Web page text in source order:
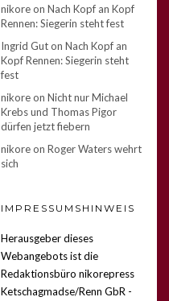
nikoreon Nach Kopf an Kopf
Rennen: Siegerin steht fest
Ingrid Guton Nach Kopf an
Kopf Rennen: Siegerin steht
fest
nikoreon Nicht nur Michael
Krebs und Thomas Pigor
dürfen jetzt fiebern
nikoreon Roger Waters wehrt
sich
IMPRESSUMSHINWEIS
Herausgeber dieses
Webangebots ist die
Redaktionsbüro nikorepress
Ketschagmadse/Renn GbR -